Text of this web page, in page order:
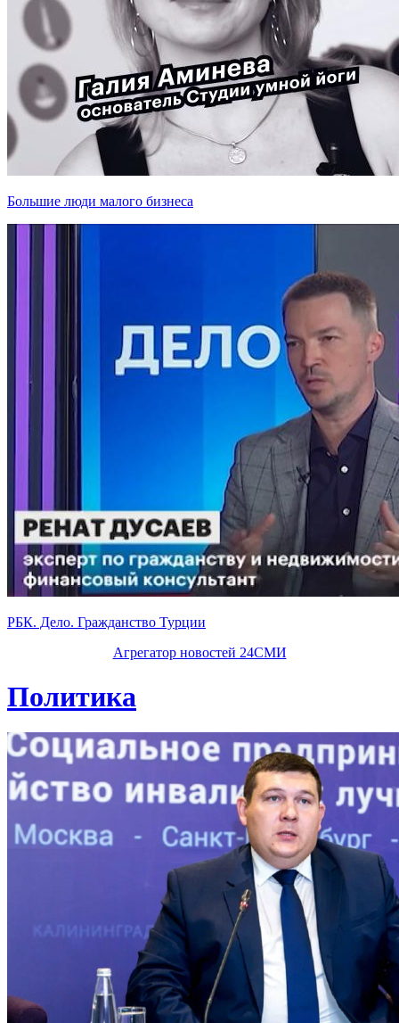
Большие люди малого бизнеса
РБК. Дело. Гражданство Турции
Агрегатор новостей 24СМИ
Политика